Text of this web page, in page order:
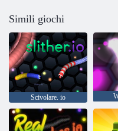
Simili giochi
Scivolare. io